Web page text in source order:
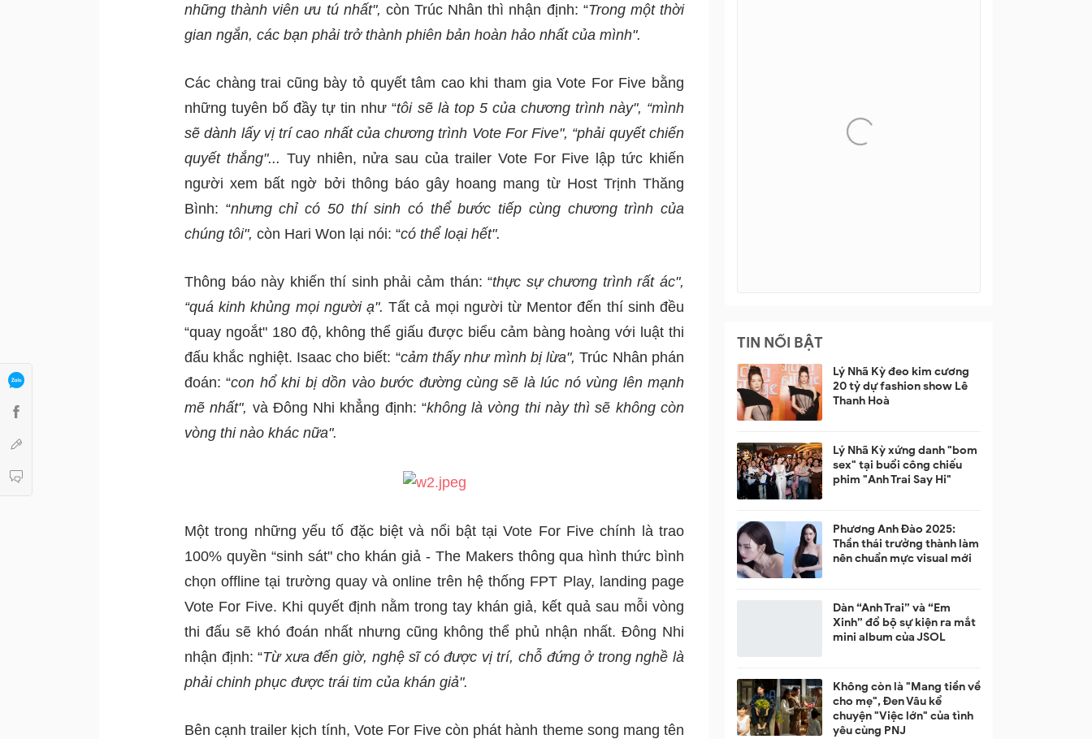
những thành viên ưu tú nhất", còn Trúc Nhân thì nhận định: “Trong một thời
gian ngắn, các bạn phải trở thành phiên bản hoàn hảo nhất của mình".
Các chàng trai cũng bày tỏ quyết tâm cao khi tham gia Vote For Five bằng
những tuyên bố đầy tự tin như “tôi sẽ là top 5 của chương trình này", “mình
sẽ dành lấy vị trí cao nhất của chương trình Vote For Five", “phải quyết chiến
quyết thắng"... Tuy nhiên, nửa sau của trailer Vote For Five lập tức khiến
người xem bất ngờ bởi thông báo gây hoang mang từ Host Trịnh Thăng
Bình: “nhưng chỉ có 50 thí sinh có thể bước tiếp cùng chương trình của
chúng tôi", còn Hari Won lại nói: “có thể loại hết".
Thông báo này khiến thí sinh phải cảm thán: “thực sự chương trình rất ác",
“quá kinh khủng mọi người ạ". Tất cả mọi người từ Mentor đến thí sinh đều
“quay ngoắt" 180 độ, không thể giấu được biểu cảm bàng hoàng với luật thi
đấu khắc nghiệt. Isaac cho biết: “cảm thấy như mình bị lừa", Trúc Nhân phán
đoán: “con hổ khi bị dồn vào bước đường cùng sẽ là lúc nó vùng lên mạnh
mẽ nhất", và Đông Nhi khẳng định: “không là vòng thi này thì sẽ không còn
vòng thi nào khác nữa".
Một trong những yếu tố đặc biệt và nổi bật tại Vote For Five chính là trao
100% quyền “sinh sát" cho khán giả - The Makers thông qua hình thức bình
chọn offline tại trường quay và online trên hệ thống FPT Play, landing page
Vote For Five. Khi quyết định nằm trong tay khán giả, kết quả sau mỗi vòng
thi đấu sẽ khó đoán nhất nhưng cũng không thể phủ nhận nhất. Đông Nhi
nhận định: “Từ xưa đến giờ, nghệ sĩ có được vị trí, chỗ đứng ở trong nghề là
phải chinh phục được trái tim của khán giả".
Bên cạnh trailer kịch tính, Vote For Five còn phát hành theme song mang tên
TIN NỔI BẬT
Lý Nhã Kỳ đeo kim cương
20 tỷ dự fashion show Lê
Thanh Hoà
Lý Nhã Kỳ xứng danh "bom
sex" tại buổi công chiếu
phim "Anh Trai Say Hi"
Phương Anh Đào 2025:
Thần thái trưởng thành làm
nên chuẩn mực visual mới
Dàn “Anh Trai” và “Em
Xinh” đổ bộ sự kiện ra mắt
mini album của JSOL
Không còn là "Mang tiền về
cho mẹ", Đen Vâu kể
chuyện "Việc lớn" của tình
yêu cùng PNJ